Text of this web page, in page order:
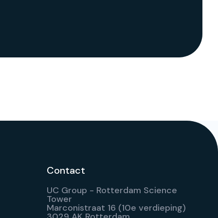
Contact
UC Group - Rotterdam Science
Tower
Marconistraat 16 (10e verdieping)